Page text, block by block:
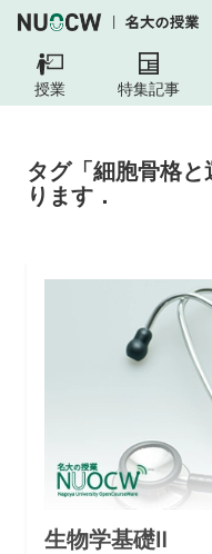
授業 特集記事
タグ「細胞骨格
ります．
生物学基礎Ⅱ